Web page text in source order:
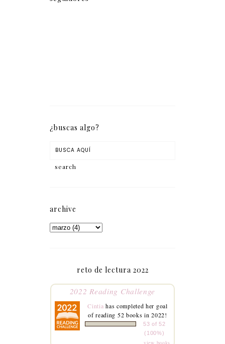
¿buscas algo?
archive
reto de lectura 2022
2022 Reading Challenge
Cintia has completed her goal
of reading 52 books in 2022!
53 of 52
(100%)
view books